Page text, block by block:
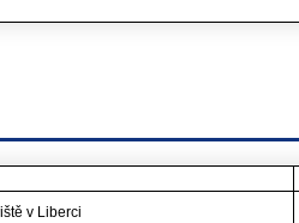
v Liberci